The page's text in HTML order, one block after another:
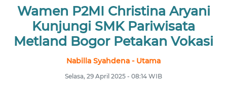
Wamen P2MI Christina Aryani
Kunjungi SMK Pariwisata
Metland Bogor Petakan Vokasi
Nabilla Syahdena - Utama
Selasa, 29 April 2025 - 08:14 WIB
SERBA-
SERBI